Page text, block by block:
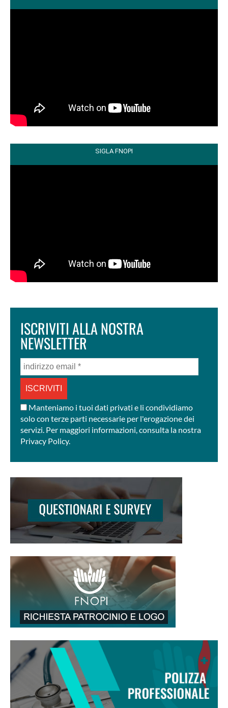
SIGLA FNOPI
ISCRIVITI ALLA NOSTRA
NEWSLETTER
indirizzo
email
Manteniamo i tuoi dati privati e li condividiamo
solo con terze parti necessarie per l'erogazione dei
servizi. Per maggiori informazioni, consulta la nostra
Privacy Policy.